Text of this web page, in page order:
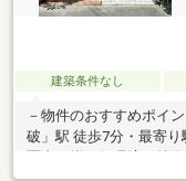
建築条件なし
－物件のおすすめポイ
破」駅 徒歩7分・最寄
圏内に揃う住環境▼特徴